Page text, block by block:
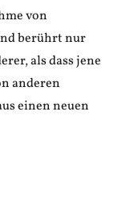
von
berührt nur
als dass jene
anderen
einen neuen